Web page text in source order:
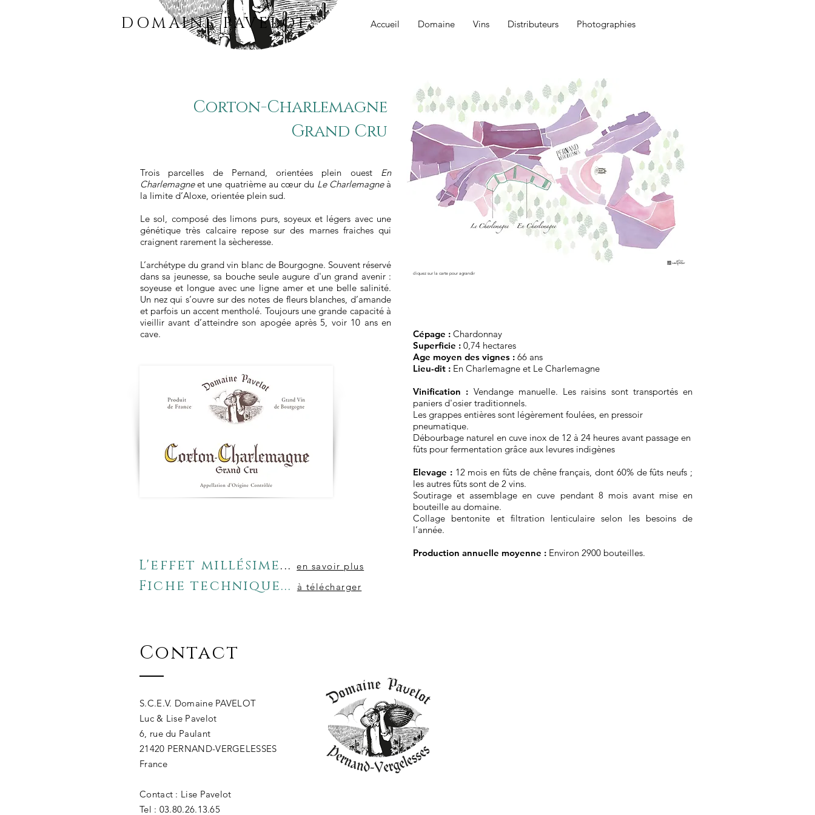
DOMAINE PAVELOT Accueil Domaine Vins Distributeurs Photographies
Corton-Charlemagne
Grand Cru
Trois parcelles de Pernand, orientées plein ouest En
Charlemagneet une quatrième au cœur du Le Charlemagneà
la limite d’Aloxe, orientée plein sud.
Le sol, composé des limons purs, soyeux et légers avec une
génétique très calcaire repose sur des marnes fraiches qui
craignent rarement la sècheresse.
L’archétype du grand vin blanc de Bourgogne. Souvent réservé
dans sa jeunesse, sa bouche seule augure d'un grand avenir :
soyeuse et longue avec une ligne amer et une belle salinité.
Un nez qui s’ouvre sur des notes de fleurs blanches, d’amande
et parfois un accent mentholé. Toujours une grande capacité à
vieillir avant d’atteindre son apogée après 5, voir 10 ans en
cave.
L'effet millésime...en savoir plus
cliquez sur la carte pour agrandir
Cépage : Chardonnay
Superficie : 0,74 hectares
Age moyen des vignes : 66 ans
Lieu-dit : En Charlemagne et Le Charlemagne
Vinification : Vendange manuelle. Les raisins sont transportés en
paniers d'osier traditionnels.
Les grappes entières sont légèrement foulées, en pressoir
pneumatique.
Débourbage naturel en cuve inox de 12 à 24 heures avant passage en
fûts pour fermentation grâce aux levures indigènes
Elevage :12 mois en fûts de chêne français, dont 60% de fûts neufs ;
les autres fûts sont de 2 vins.
Soutirage et assemblage en cuve pendant 8 mois avant mise en
bouteille au domaine.
Collage bentonite et filtration lenticulaire selon les besoins de
l’année.
Production annuelle moyenne : Environ 2900 bouteilles.
Fiche technique... à télécharger
Contact
S.C.E.V. Domaine PAVELOT
Luc & Lise Pavelot
6, rue du Paulant
21420 PERNAND-VERGELESSES
France
Contact : Lise Pavelot
Tel : 03.80.26.13.65